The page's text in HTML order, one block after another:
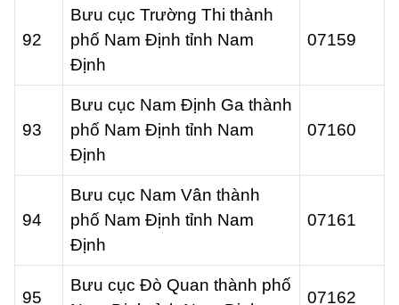
92
Bưu cục Trường Thi thành
phố Nam Định tỉnh Nam
Định
07159
93
Bưu cục Nam Định Ga thành
phố Nam Định tỉnh Nam
Định
07160
94
Bưu cục Nam Vân thành
phố Nam Định tỉnh Nam
Định
07161
95
Bưu cục Đò Quan thành phố
07162